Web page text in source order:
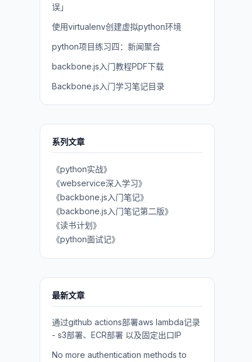
误」
使用virtualenv创建虚拟python环境
python项目练习四：新闻聚合
backbone.js入门教程PDF下载
Backbone.js入门学习笔记目录
系列文章
《python实战》
《webservice深入学习》
《backbone.js入门笔记》
《backbone.js入门笔记第二版》
《读书计划》
《python面试记》
最新文章
通过github actions部署aws lambda记录
- s3部署、ECR部署 以及固定出口IP
No more authentication methods to